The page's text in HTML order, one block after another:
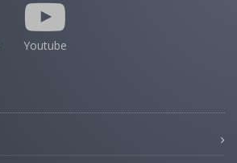
Youtube